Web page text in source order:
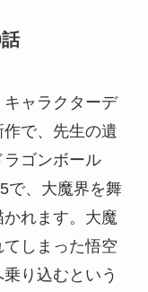
ャラクターデ
で、先生の遺
ゴンボール
で、大魔界を舞
れます。大魔
しまった悟空
り込むという